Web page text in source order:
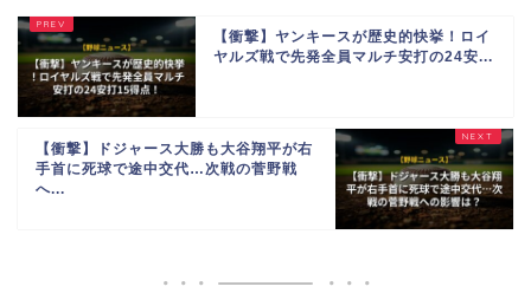
【衝撃】ヤンキースが歴史的快挙！ロイ
ヤルズ戦で先発全員マルチ安打の24安...
【衝撃】ドジャース大勝も大谷翔平が右
手首に死球で途中交代…次戦の菅野戦
へ...